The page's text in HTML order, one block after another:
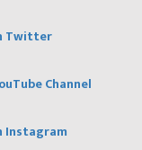
Twitter
Channel
Instagram